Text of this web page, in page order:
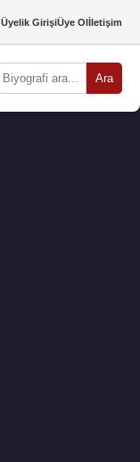
Üyelik GirişiÜye Olİletişim
Ara